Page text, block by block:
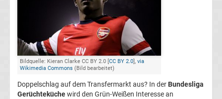
Kaiserslautern
Transfergerüchte
1.
Bildquelle: Kieran Clarke CC BY 2.0 [CC BY 2.0], via
Wikimedia Commons (Bild bearbeitet)
Doppelschlag auf dem Transfermarkt aus? In der Bundesliga
Gerüchteküchewird den Grün-Weißen Interesse an